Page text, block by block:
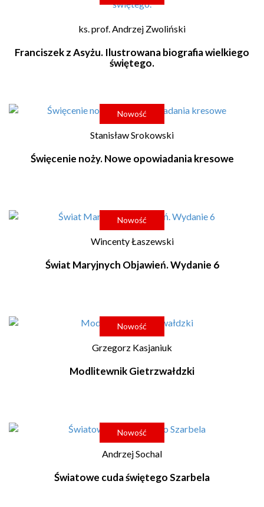
ks. prof. Andrzej Zwoliński
Franciszek z Asyżu. Ilustrowana biografia wielkiego
świętego.
Nowość
Stanisław Srokowski
Święcenie noży. Nowe opowiadania kresowe
Nowość
Wincenty Łaszewski
Świat Maryjnych Objawień. Wydanie 6
Nowość
Grzegorz Kasjaniuk
Modlitewnik Gietrzwałdzki
Nowość
Andrzej Sochal
Światowe cuda świętego Szarbela